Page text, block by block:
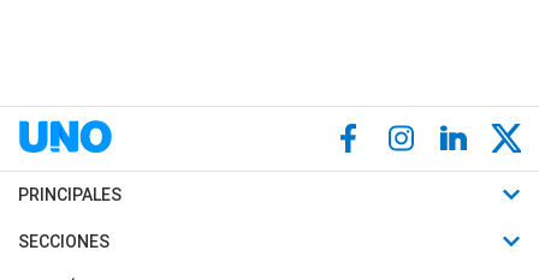
PRINCIPALES
Últimas Noticias
SECCIONES